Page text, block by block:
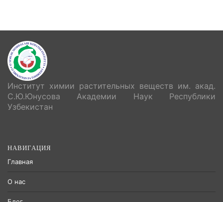
Институт химии растительных веществ им. акад.
С.Ю.Юнусова Академии Наук Республики
Узбекистан
НАВИГАЦИЯ
Главная
О нас